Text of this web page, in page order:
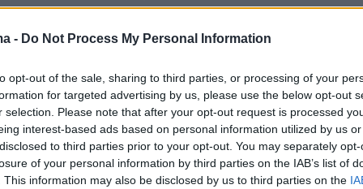
- Do Not Process My Personal Information
opt-out of the sale, sharing to third parties, or processing of your
for targeted advertising by us, please use the below opt-out
selection. Please note that after your opt-out request is processed
interest-based ads based on personal information utilized by us
to third parties prior to your opt-out. You may separately
of your personal information by third parties on the IAB’s list of
This information may also be disclosed by us to third parties on the
κίνδυνο, γνωρίζουμε ότι βρίσκονται εκεί»,
εδώ και εβδομάδες ότι μια ρωσική
χώρας είναι επικείμενη και χθες
ενδεχομένως πρόκειται για θέμα ημερών.